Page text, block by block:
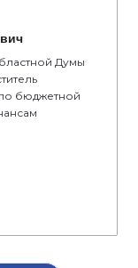
Думы
бюджетной